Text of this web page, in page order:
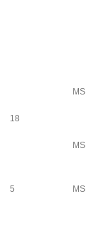
MS
18
MS
5 MS